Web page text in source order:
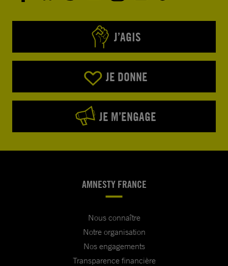
J’AGIS
JE DONNE
JE M’ENGAGE
AMNESTY FRANCE
Nous connaître
Notre organisation
Nos engagements
Transparence financière